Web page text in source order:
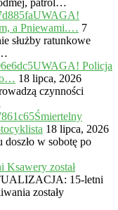
UWAGA!
a Pniewami.… 7
służby ratunkowe
UWAGA! Policja
18 lipca, 2026
czynności
Śmiertelny
18 lipca, 2026
w sobotę po
został
15-letni
zostały